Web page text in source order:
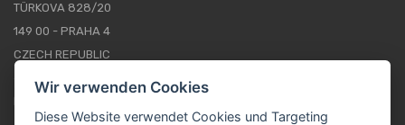
TÜRKOVA 828/20
149 00 - PRAHA 4
CZECH REPUBLIC
+420 252 252 098
Wir verwenden Cookies
Diese Website verwendet Cookies und Targeting